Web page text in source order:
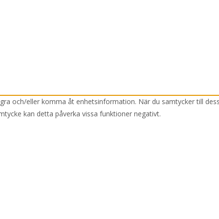
och/eller komma åt enhetsinformation. När du samtycker till
kan detta påverka vissa funktioner negativt.